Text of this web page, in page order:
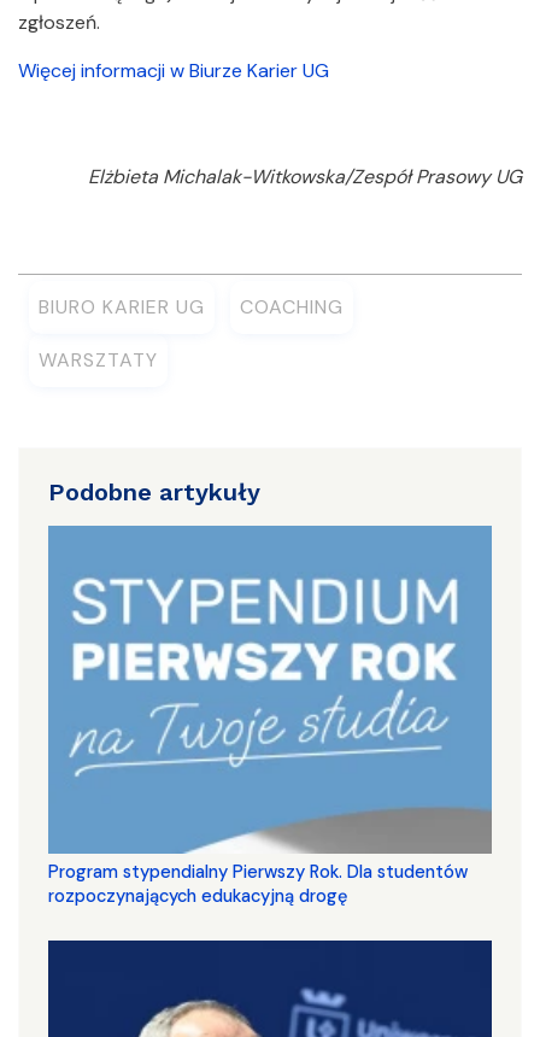
zgłoszeń.
Więcej informacji w Biurze Karier UG
Elżbieta Michalak-Witkowska/Zespół Prasowy UG
BIURO KARIER UG COACHING
WARSZTATY
Podobne artykuły
Program stypendialny Pierwszy Rok. Dla studentów
rozpoczynających edukacyjną drogę